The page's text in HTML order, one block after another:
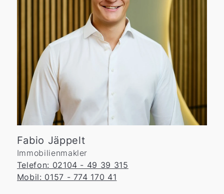
Fabio Jäppelt
Immobilienmakler
Telefon: 02104 - 49 39 315
Mobil: 0157 - 774 170 41